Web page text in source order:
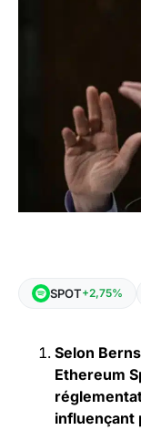
SPOT+2,75%
Selon
Ethereum
influençant